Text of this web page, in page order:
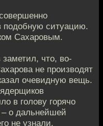
подобную ситуацию.
Сахаровым.
заметил, что, во-
не производят
очевидную вещь.
в голову горячо
– о дальнейшей
не узнали.